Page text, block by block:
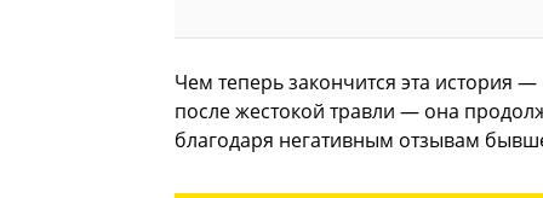
Чем теперь закончится эта история
после жестокой травли — она
благодаря негативным отзывам